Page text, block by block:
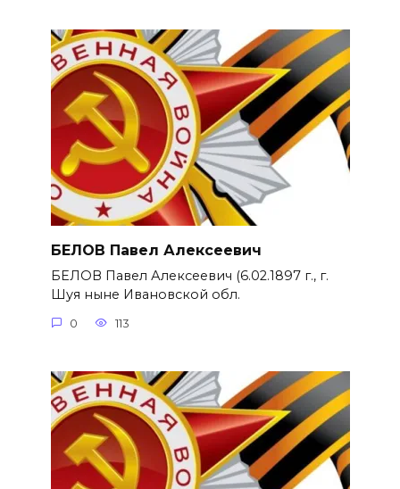
БЕЛОВ Павел Алексеевич
БЕЛОВ Павел Алексеевич (6.02.1897 г., г.
Шуя ныне Ивановской обл.
0 113